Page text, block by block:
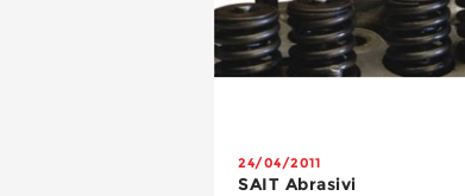
24/04/2011
SAIT Abrasivi